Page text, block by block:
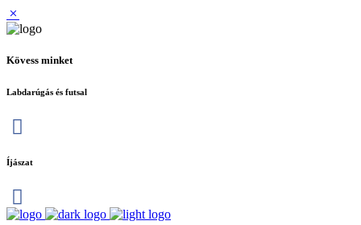
Kövess minket
Labdarúgás és futsal
Íjászat